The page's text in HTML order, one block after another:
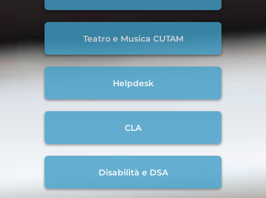
Teatro e Musica CUTAM
Helpdesk
CLA
Disabilità e DSA